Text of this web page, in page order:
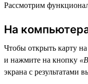
Рассмотрим
На
Чтобы открыть карту
и нажмите на кнопку
экрана с результатами